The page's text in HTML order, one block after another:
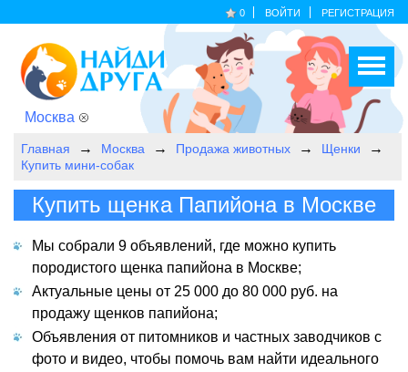
0 ВОЙТИ РЕГИСТРАЦИЯ
Москва
Главная Москва Продажа животных
Щенки
Купить мини-собак
Купить щенка Папийона в Москве
Мы собрали 9 объявлений, где можно купить
породистого щенка папийона в Москве;
Актуальные цены от 25 000 до 80 000 руб. на
продажу щенков папийона;
Объявления от питомников и частных заводчиков с
фото и видео, чтобы помочь вам найти идеального